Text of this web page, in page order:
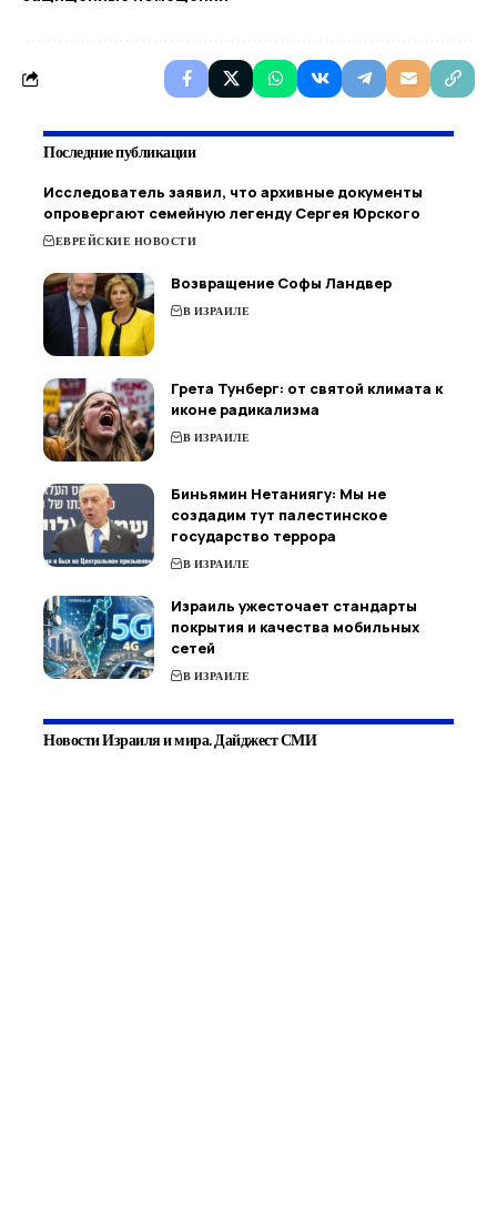
Последние публикации
Исследователь заявил, что архивные документы
опровергают семейную легенду Сергея Юрского
ЕВРЕЙСКИЕ НОВОСТИ
Возвращение Софы Ландвер
В ИЗРАИЛЕ
Грета Тунберг: от святой климата к
иконе радикализма
В ИЗРАИЛЕ
Биньямин Нетаниягу: Мы не
создадим тут палестинское
государство террора
В ИЗРАИЛЕ
Израиль ужесточает стандарты
покрытия и качества мобильных
сетей
В ИЗРАИЛЕ
Новости Израиля и мира. Дайджест СМИ